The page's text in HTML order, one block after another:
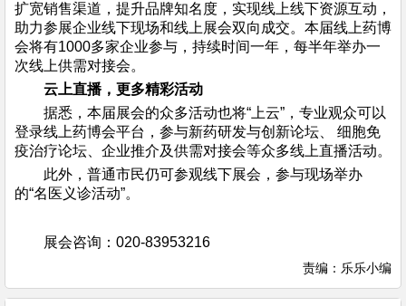
扩宽销售渠道，提升品牌知名度，实现线上线下资源互动，
助力参展企业线下现场和线上展会双向成交。本届线上药博
会将有1000多家企业参与，持续时间一年，每半年举办一
次线上供需对接会。
云上直播，更多精彩活动
据悉，本届展会的众多活动也将“上云”，专业观众可以
登录线上药博会平台，参与新药研发与创新论坛、 细胞免
疫治疗论坛、企业推介及供需对接会等众多线上直播活动。
此外，普通市民仍可参观线下展会，参与现场举办
的“名医义诊活动”。
展会咨询：020-83953216
责编：乐乐小编